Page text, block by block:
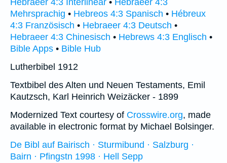
Hebraeer 4:3 Interlinear • Hebraeer 4:3
Mehrsprachig • Hebreos 4:3 Spanisch • Hébreux
4:3 Französisch • Hebraeer 4:3 Deutsch •
Hebraeer 4:3 Chinesisch • Hebrews 4:3 Englisch •
Bible Apps • Bible Hub
Lutherbibel 1912
Textbibel des Alten und Neuen Testaments, Emil
Kautzsch, Karl Heinrich Weizäcker - 1899
Modernized Text courtesy of Crosswire.org, made
available in electronic format by Michael Bolsinger.
De Bibl auf Bairisch · Sturmibund · Salzburg ·
Bairn · Pfingstn 1998 · Hell Sepp